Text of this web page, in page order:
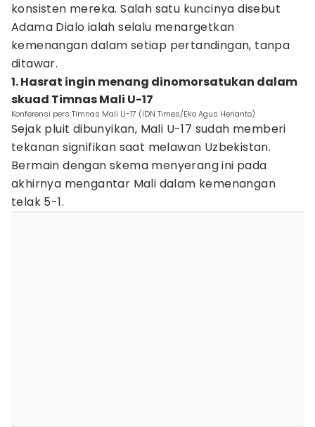
konsisten mereka. Salah satu kuncinya disebut
Adama Dialo ialah selalu menargetkan
kemenangan dalam setiap pertandingan, tanpa
ditawar.
1. Hasrat ingin menang dinomorsatukan dalam
skuad Timnas Mali U-17
Konferensi pers Timnas Mali U-17 (IDN Times/Eko Agus Herianto)
Sejak pluit dibunyikan, Mali U-17 sudah memberi
tekanan signifikan saat melawan Uzbekistan.
Bermain dengan skema menyerang ini pada
akhirnya mengantar Mali dalam kemenangan
telak 5-1.